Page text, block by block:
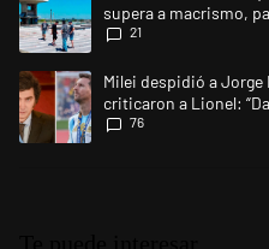
supera a macrismo,
21
Un artículo de tendencia con el
Milei despidió a Jorge
criticaron a Lionel:
Messi”
76